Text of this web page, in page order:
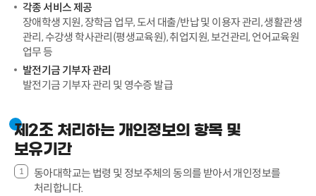
각종 서비스 제공
장애학생 지원, 장학금 업무, 도서 대출/반납 및 이용자 관리, 생활관생
관리, 수강생 학사관리(평생교육원), 취업지원, 보건관리, 언어교육원
업무 등
발전기금 기부자 관리
발전기금 기부자 관리 및 영수증 발급
제2조 처리하는 개인정보의 항목 및
보유기간
동아대학교는 법령 및 정보주체의 동의를 받아서 개인정보를
처리합니다.